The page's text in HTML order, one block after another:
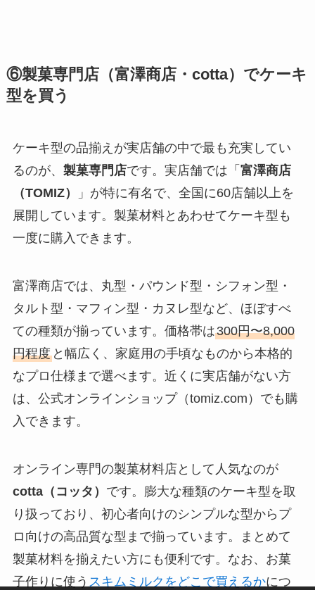
⑥製菓専門店（富澤商店・cotta）でケーキ
型を買う
ケーキ型の品揃えが実店舗の中で最も充実してい
るのが、 製菓専門店です。実店舗では「 富澤商店
（TOMIZ）
」が特に有名で、全国に60店舗以上を
展開しています。製菓材料とあわせてケーキ型も
一度に購入できます。
富澤商店では、丸型・パウンド型・シフォン型・
タルト型・マフィン型・カヌレ型など、ほぼすべ
ての種類が揃っています。価格帯は300円〜8,000
円程度と幅広く、家庭用の手頃なものから本格的
なプロ仕様まで選べます。近くに実店舗がない方
は、公式オンラインショップ（tomiz.com）でも購
入できます。
オンライン専門の製菓材料店として人気なのが
cotta（コッタ） です。膨大な種類のケーキ型を取
り扱っており、初心者向けのシンプルな型からプ
ロ向けの高品質な型まで揃っています。まとめて
製菓材料を揃えたい方にも便利です。なお、お菓
子作りに使う スキムミルクをどこで買えるかにつ